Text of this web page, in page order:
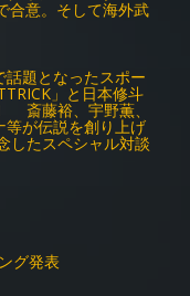
合意。そして海外武
題となったスポー
」と日本修斗
斎藤裕、宇野薫、
等が伝説を創り上げ
たスペシャル対談
グ発表